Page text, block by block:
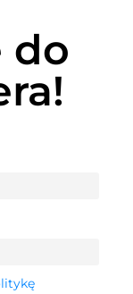
do